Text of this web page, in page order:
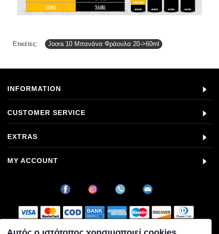
Ετικέτες: Joora 10 Μπανάνα Φράουλα 20->60ml
INFORMATION
CUSTOMER SERVICE
EXTRAS
MY ACCOUNT